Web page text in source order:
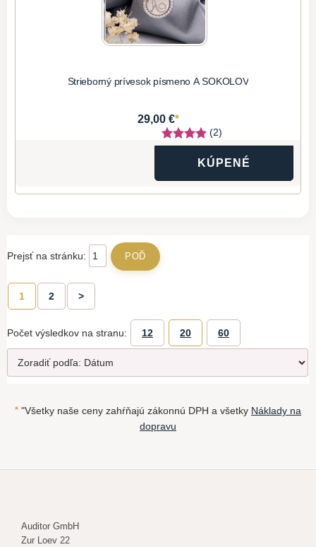
Strieborný prívesok písmeno A SOKOLOV
29,00 €*
(2)
KÚPENÉ
Prejsť na stránku:
1 2 >
Počet výsledkov na stranu: 12 20 60
* "Všetky naše ceny zahŕňajú zákonnú DPH a všetky Náklady na
dopravu
Auditor GmbH
Zur Loev 22